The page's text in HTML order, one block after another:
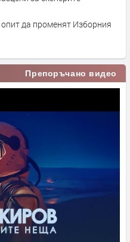
да променят Изборния
Препоръчано видео